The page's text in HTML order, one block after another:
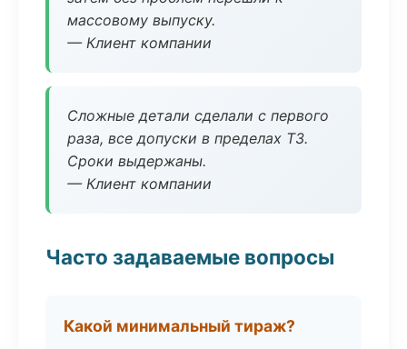
массовому выпуску.
— Клиент компании
Сложные детали сделали с первого
раза, все допуски в пределах ТЗ.
Сроки выдержаны.
— Клиент компании
Часто задаваемые вопросы
Какой минимальный тираж?